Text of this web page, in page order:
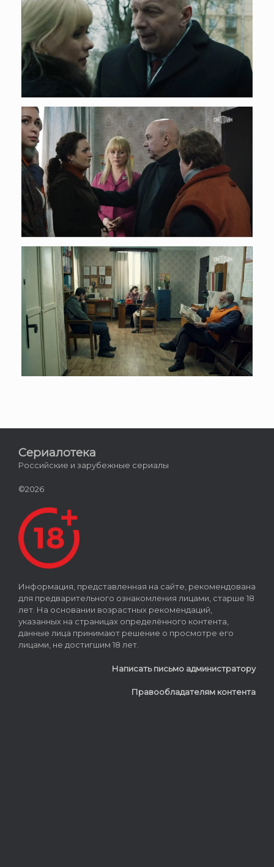
Сериалотека
Российские и зарубежные сериалы
©2026
Информация, представленная на сайте, рекомендована
для предварительного ознакомления лицами, старше 18
лет. На основании возрастных рекомендаций,
указанных на страницах определённого контента,
данные лица принимают решение о просмотре его
лицами, не достигшим 18 лет.
Написать письмо администратору
Правообладателям контента